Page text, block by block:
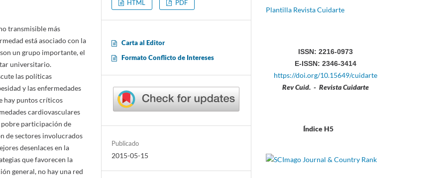
transmisible más
está asociado con la
un grupo importante, el
universitario.
las políticas
y las enfermedades
hay puntos críticos
cardiovasculares
participación de
de sectores involucrados
desenlaces en la
que favorecen la
general, no hay una red
HTML PDF
Carta al Editor
Formato Conflicto de Intereses
Publicado
2015-05-15
Plantilla Revista Cuidarte
ISSN: 2216-0973
E-ISSN: 2346-3414
https://doi.org/10.15649/cuidarte
Rev Cuid. - Revista Cuidarte
Índice H5